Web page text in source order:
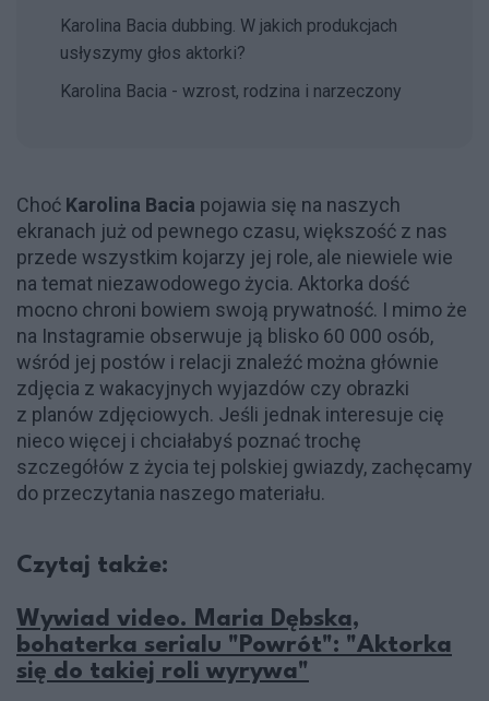
Karolina Bacia dubbing. W jakich produkcjach
usłyszymy głos aktorki?
Karolina Bacia - wzrost, rodzina i narzeczony
Choć Karolina Bacia pojawia się na naszych
ekranach już od pewnego czasu, większość z nas
przede wszystkim kojarzy jej role, ale niewiele wie
na temat niezawodowego życia. Aktorka dość
mocno chroni bowiem swoją prywatność. I mimo że
na Instagramie obserwuje ją blisko 60 000 osób,
wśród jej postów i relacji znaleźć można głównie
zdjęcia z wakacyjnych wyjazdów czy obrazki
z planów zdjęciowych. Jeśli jednak interesuje cię
nieco więcej i chciałabyś poznać trochę
szczegółów z życia tej polskiej gwiazdy, zachęcamy
do przeczytania naszego materiału.
Czytaj także:
Wywiad video. Maria Dębska,
bohaterka serialu "Powrót": "Aktorka
się do takiej roli wyrywa"